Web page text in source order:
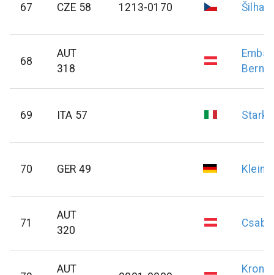
67 CZE 58 1213-0170
68
AUT
318
69 ITA 57 Starke
70 GER 49 Klein
71
AUT
320
Csaba
AUT